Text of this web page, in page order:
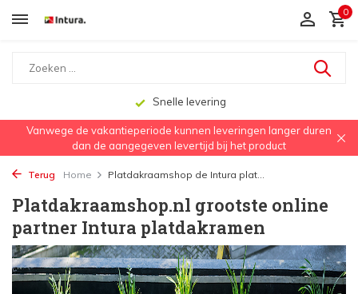
0
Snelle levering
Vanwege de vakantieperiode kunnen leveringen langer duren
dan de aangegeven levertijd bij het product
Terug Home Platdakraamshop de Intura plat...
Platdakraamshop.nl grootste online
partner Intura platdakramen